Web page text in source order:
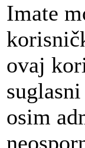
Imate
ovaj
osim